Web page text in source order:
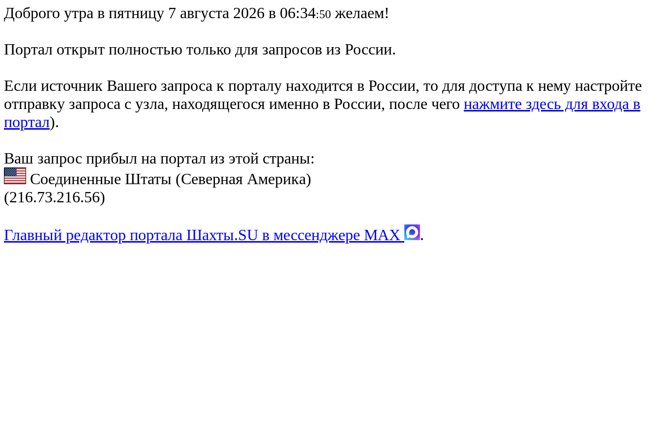
Доброго утра в пятницу 7 августа 2026 в 06:34:50 желаем!
Портал открыт полностью только для запросов из России.
Если источник Вашего запроса к порталу находится в России, то для доступа к нему настройте
отправку запроса с узла, находящегося именно в России, после чего нажмите здесь для входа в
портал).
Ваш запрос прибыл на портал из этой страны:
Соединенные Штаты (Северная Америка)
(216.73.216.56)
Главный редактор портала Шахты.SU в мессенджере MAX .